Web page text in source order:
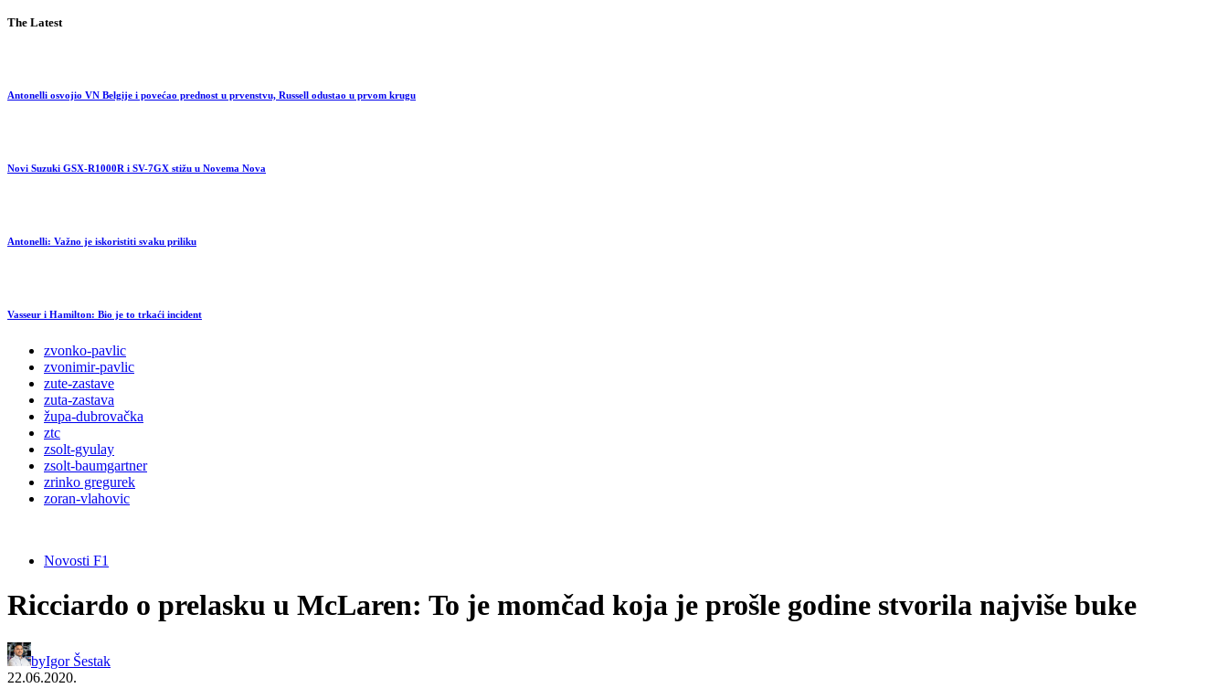
The Latest
Antonelli osvojio VN Belgije i povećao prednost u prvenstvu, Russell odustao u prvom krugu
Novi Suzuki GSX-R1000R i SV-7GX stižu u Novema Nova
Antonelli: Važno je iskoristiti svaku priliku
Vasseur i Hamilton: Bio je to trkaći incident
zvonko-pavlic
zvonimir-pavlic
zute-zastave
zuta-zastava
župa-dubrovačka
ztc
zsolt-gyulay
zsolt-baumgartner
zrinko gregurek
zoran-vlahovic
Novosti F1
Ricciardo o prelasku u McLaren: To je momčad koja je prošle godine stvorila najviše buke
byIgor Šestak
22.06.2020.